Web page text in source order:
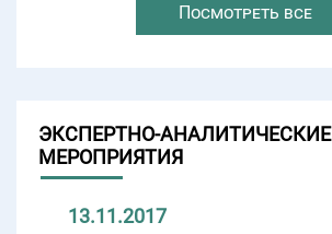
Посмотреть все
ЭКСПЕРТНО-АНАЛИТИЧЕСКИЕ
МЕРОПРИЯТИЯ
13.11.2017